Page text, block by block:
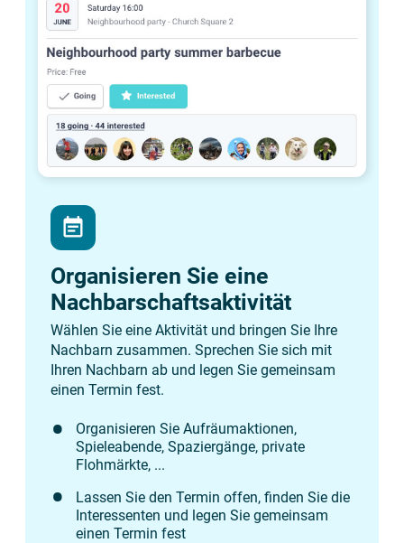
event_note
Organisieren Sie eine
Nachbarschaftsaktivität
Wählen Sie eine Aktivität und bringen Sie Ihre
Nachbarn zusammen. Sprechen Sie sich mit
Ihren Nachbarn ab und legen Sie gemeinsam
einen Termin fest.
Organisieren Sie Aufräumaktionen,
Spieleabende, Spaziergänge, private
Flohmärkte, ...
Lassen Sie den Termin offen, finden Sie die
Interessenten und legen Sie gemeinsam
einen Termin fest